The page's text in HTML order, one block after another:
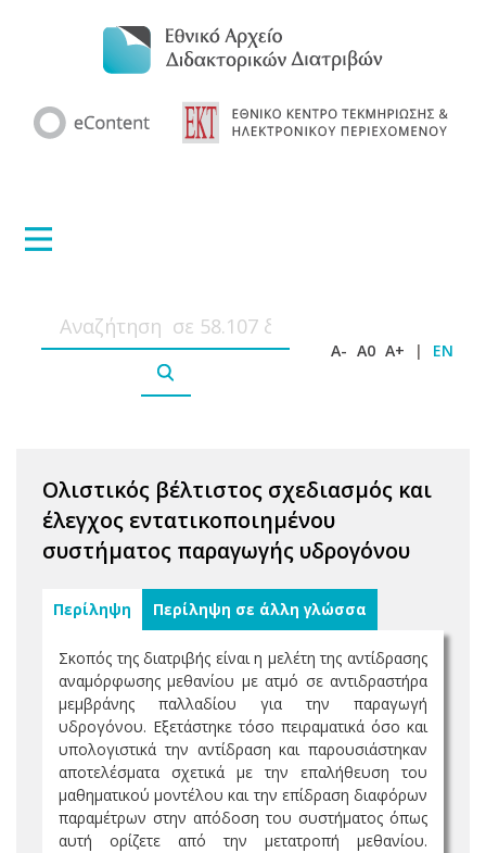
A- A0 A+ | EN
Ολιστικός βέλτιστος σχεδιασμός και
έλεγχος εντατικοποιημένου
συστήματος παραγωγής υδρογόνου
Περίληψη Περίληψη σε άλλη γλώσσα
Σκοπός της διατριβής είναι η μελέτη της αντίδρασης
αναμόρφωσης μεθανίου με ατμό σε αντιδραστήρα
μεμβράνης παλλαδίου για την παραγωγή
υδρογόνου. Εξετάστηκε τόσο πειραματικά όσο και
υπολογιστικά την αντίδραση και παρουσιάστηκαν
αποτελέσματα σχετικά με την επαλήθευση του
μαθηματικού μοντέλου και την επίδραση διαφόρων
παραμέτρων στην απόδοση του συστήματος όπως
αυτή ορίζετε από την μετατροπή μεθανίου.